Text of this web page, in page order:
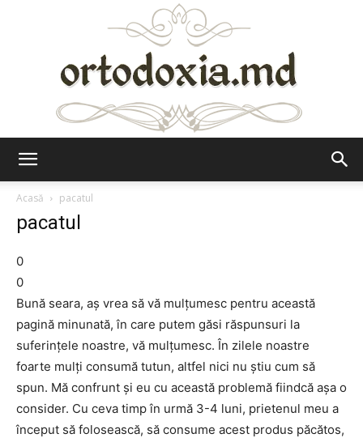
Acasă
pacatul
pacatul
0
0
Bună seara, aş vrea să vă mulţumesc pentru această
pagină minunată, în care putem găsi răspunsuri la
suferinţele noastre, vă mulţumesc. În zilele noastre
foarte mulţi consumă tutun, altfel nici nu ştiu cum să
spun. Mă confrunt şi eu cu această problemă fiindcă aşa o
consider. Cu ceva timp în urmă 3-4 luni, prietenul meu a
început să folosească, să consume acest produs păcătos,